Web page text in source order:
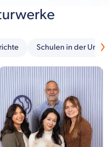
Schulen in der